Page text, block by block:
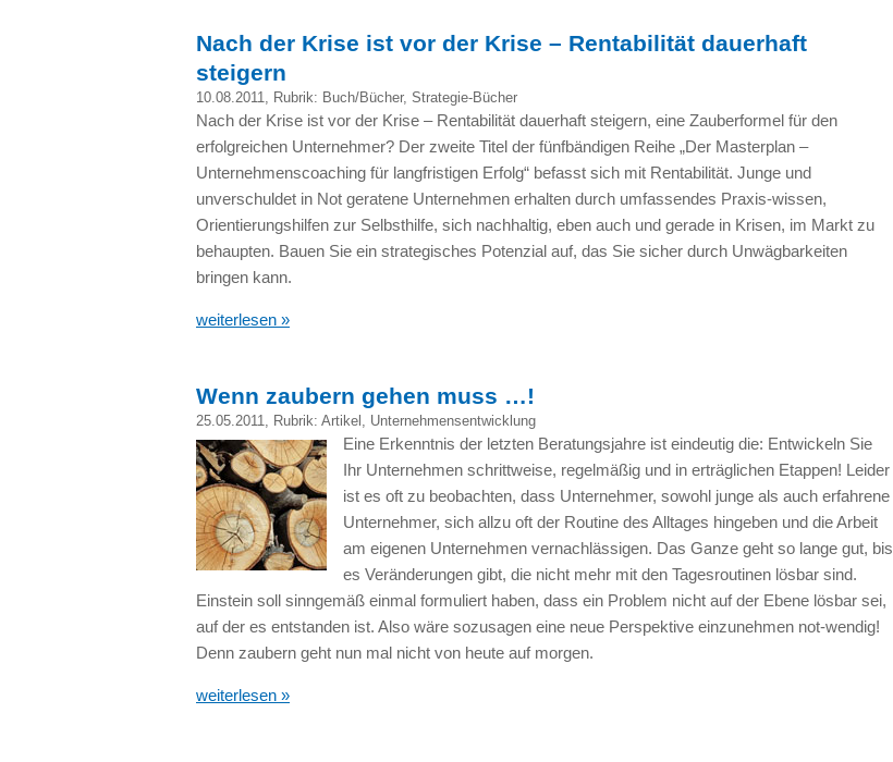
Nach der Krise ist vor der Krise – Rentabilität dauerhaft
steigern
10.08.2011 , Rubrik: Buch/Bücher, Strategie-Bücher
Nach der Krise ist vor der Krise – Rentabilität dauerhaft steigern, eine Zauberformel für den
erfolgreichen Unternehmer? Der zweite Titel der fünfbändigen Reihe „Der Masterplan –
Unternehmenscoaching für langfristigen Erfolg“ befasst sich mit Rentabilität. Junge und
unverschuldet in Not geratene Unternehmen erhalten durch umfassendes Praxis-wissen,
Orientierungshilfen zur Selbsthilfe, sich nachhaltig, eben auch und gerade in Krisen, im Markt zu
behaupten. Bauen Sie ein strategisches Potenzial auf, das Sie sicher durch Unwägbarkeiten
bringen kann.
weiterlesen »
Wenn zaubern gehen muss …!
25.05.2011, Rubrik: Artikel , Unternehmensentwicklung
Eine Erkenntnis der letzten Beratungsjahre ist eindeutig die: Entwickeln Sie
Ihr Unternehmen schrittweise, regelmäßig und in erträglichen Etappen! Leider
ist es oft zu beobachten, dass Unternehmer, sowohl junge als auch erfahrene
Unternehmer, sich allzu oft der Routine des Alltages hingeben und die Arbeit
am eigenen Unternehmen vernachlässigen. Das Ganze geht so lange gut, bis
es Veränderungen gibt, die nicht mehr mit den Tagesroutinen lösbar sind.
Einstein soll sinngemäß einmal formuliert haben, dass ein Problem nicht auf der Ebene lösbar sei,
auf der es entstanden ist. Also wäre sozusagen eine neue Perspektive einzunehmen not-wendig!
Denn zaubern geht nun mal nicht von heute auf morgen.
weiterlesen »